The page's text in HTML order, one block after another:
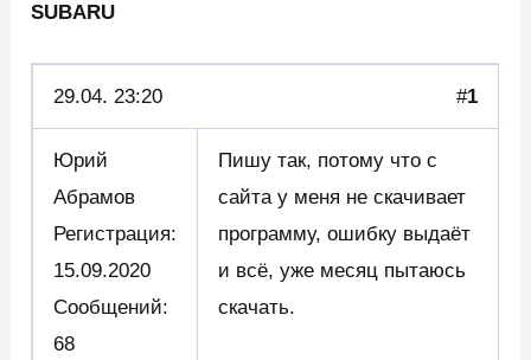
SUBARU
29.04. 23:20 #1
Юрий
Абрамов
Регистрация:
15.09.2020
Сообщений:
68
Пишу так, потому что с
сайта у меня не скачивает
программу, ошибку выдаёт
и всё, уже месяц пытаюсь
скачать.